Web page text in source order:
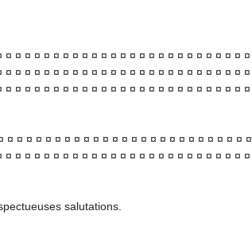
¤ ¤ ¤ ¤ ¤ ¤ ¤ ¤ ¤ ¤ ¤ ¤ ¤ ¤ ¤ ¤ ¤ ¤ ¤ ¤ ¤ ¤ ¤ ¤ ¤
¤ ¤ ¤ ¤ ¤ ¤ ¤ ¤ ¤ ¤ ¤ ¤ ¤ ¤ ¤ ¤ ¤ ¤ ¤ ¤ ¤ ¤ ¤ ¤ ¤
¤ ¤ ¤ ¤ ¤ ¤ ¤ ¤ ¤ ¤ ¤ ¤ ¤ ¤ ¤ ¤ ¤ ¤ ¤ ¤ ¤ ¤ ¤ ¤ ¤
¤ ¤ ¤ ¤ ¤ ¤ ¤ ¤ ¤ ¤ ¤ ¤ ¤ ¤ ¤ ¤ ¤ ¤ ¤ ¤ ¤ ¤ ¤ ¤ ¤
¤ ¤ ¤ ¤ ¤ ¤ ¤ ¤ ¤ ¤ ¤ ¤ ¤ ¤ ¤ ¤ ¤ ¤ ¤ ¤ ¤ ¤ ¤ ¤ ¤
salutations.